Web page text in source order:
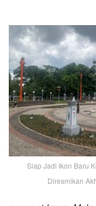
Siap Jadi Ikon Baru
Diresmikan